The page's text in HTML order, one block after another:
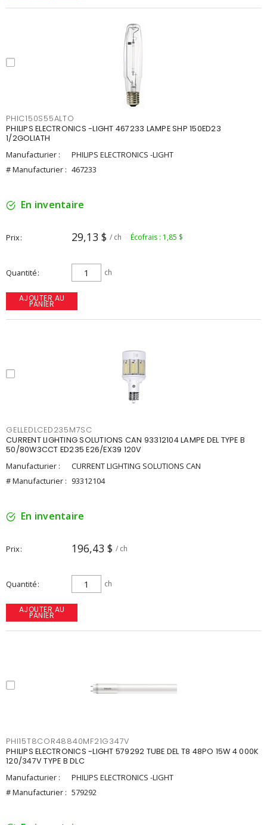
PHIC150S55ALTO
PHILIPS ELECTRONICS -LIGHT 467233 LAMPE SHP 150ED23
1/2GOLIATH
Manufacturier :
PHILIPS ELECTRONICS -LIGHT
# Manufacturier : 467233
En inventaire
Prix 29,13 $ / ch Écofrais : 1,85 $
Quantité ch
AJOUTER AU
PANIER
GELLEDLCED235M7SC
CURRENT LIGHTING SOLUTIONS CAN 93312104 LAMPE DEL TYPE B
50/80W3CCT ED235 E26/EX39 120V
Manufacturier :
CURRENT LIGHTING SOLUTIONS CAN
# Manufacturier : 93312104
En inventaire
Prix 196,43 $ / ch
Quantité ch
AJOUTER AU
PANIER
PHI15T8COR48840MF21G347V
PHILIPS ELECTRONICS -LIGHT 579292 TUBE DEL T8 48PO 15W 4 000K
120/347V TYPE B DLC
Manufacturier :
PHILIPS ELECTRONICS -LIGHT
# Manufacturier : 579292